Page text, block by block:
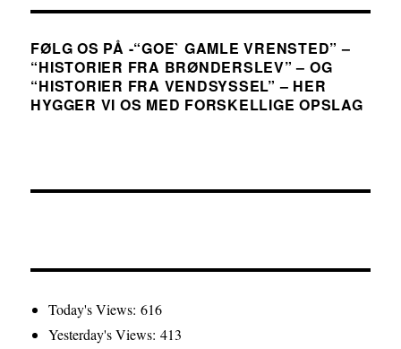
FØLG OS PÅ -“GOE` GAMLE VRENSTED” –
“HISTORIER FRA BRØNDERSLEV” – OG
“HISTORIER FRA VENDSYSSEL” – HER
HYGGER VI OS MED FORSKELLIGE OPSLAG
Today's Views:616
Yesterday's Views:413